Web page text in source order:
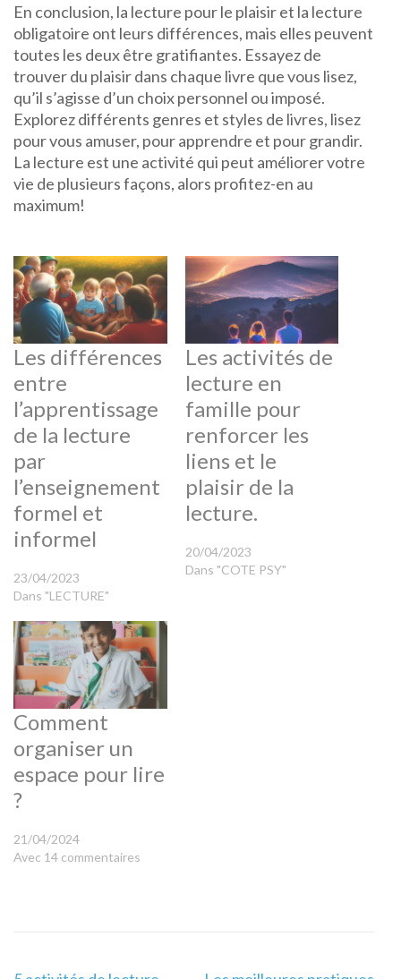
En conclusion, la lecture pour le plaisir et la lecture
obligatoire ont leurs différences, mais elles peuvent
toutes les deux être gratifiantes. Essayez de
trouver du plaisir dans chaque livre que vous lisez,
qu’il s’agisse d’un choix personnel ou imposé.
Explorez différents genres et styles de livres, lisez
pour vous amuser, pour apprendre et pour grandir.
La lecture est une activité qui peut améliorer votre
vie de plusieurs façons, alors profitez-en au
maximum!
Les différences
entre
l’apprentissage
de la lecture
par
l’enseignement
formel et
informel
23/04/2023
Dans "LECTURE"
Les activités de
lecture en
famille pour
renforcer les
liens et le
plaisir de la
lecture.
20/04/2023
Dans "COTE PSY"
Comment
organiser un
espace pour lire
?
21/04/2024
Avec 14 commentaires